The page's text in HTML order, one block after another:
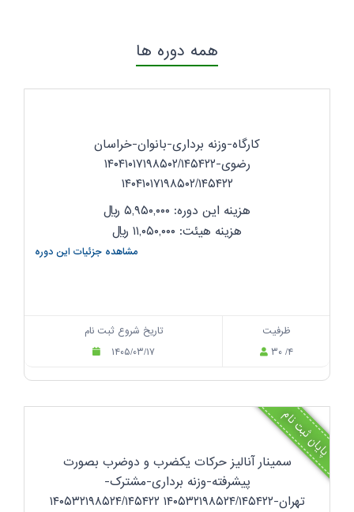
همه دوره ها
کارگاه-وزنه برداری-بانوان-خراسان
رضوی-۱۴۰۴۱۰۱۷۱۹۸۵۰۲/۱۴۵۴۲۲
۱۴۰۴۱۰۱۷۱۹۸۵۰۲/۱۴۵۴۲۲
هزینه این دوره: ۵,۹۵۰,۰۰۰
ریال
هزینه هیئت: ۱۱,۰۵۰,۰۰۰
ریال
مشاهده جزئیات این دوره
تاریخ شروع ثبت نام
۱۴۰۵/۰۳/۱۷
ظرفیت
۳۰ /۴
پایان ثبت نام
سمینار آنالیز حرکات یکضرب و دوضرب بصورت
پیشرفته-وزنه برداری-مشترک-
تهران-۱۴۰۵۳۲۱۹۸۵۲۴/۱۴۵۴۲۲ ۱۴۰۵۳۲۱۹۸۵۲۴/۱۴۵۴۲۲